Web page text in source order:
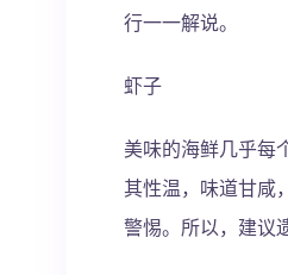
行一一解说。
虾子
美味的海鲜几乎每
其性温，味道甘咸
警惕。所以，建议